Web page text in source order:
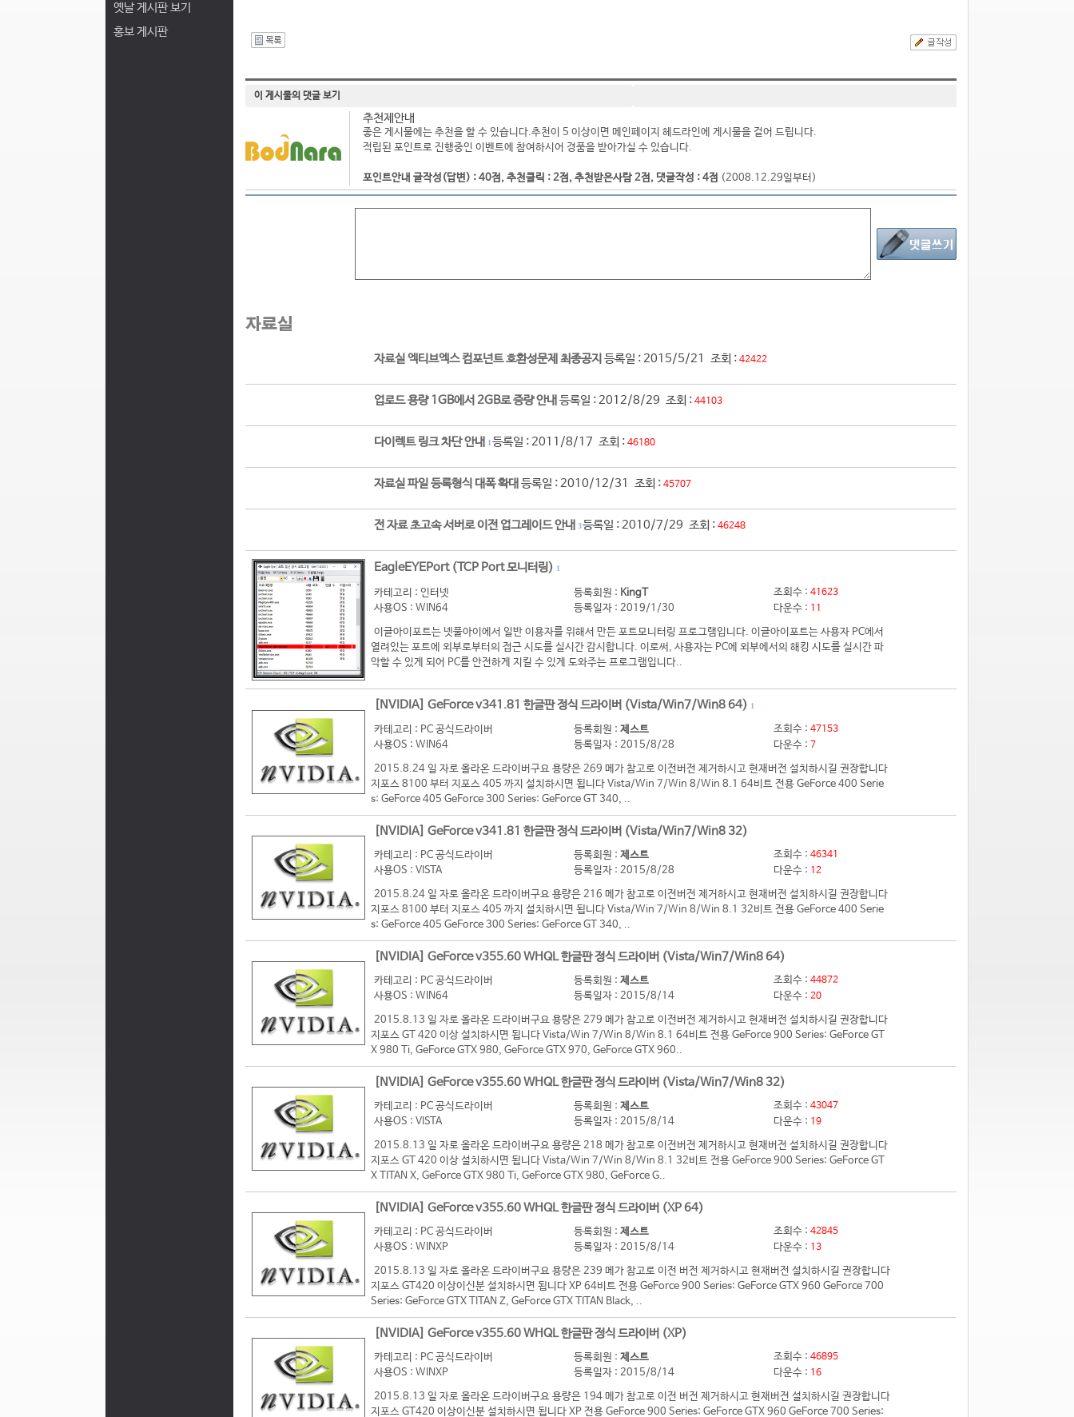
옛날 게시판 보기
홍보 게시판
이 게시물의 댓글 보기
추천제안내
좋은 게시물에는 추천을 할 수 있습니다.추천이 5 이상이면 메인페이지 헤드라인에 게시물을 걸어 드립니다.
적립된 포인트로 진행중인 이벤트에 참여하시어 경품을 받아가실 수 있습니다.
포인트안내 글작성(답변) : 40점, 추천클릭 : 2점, 추천받은사람 2점, 댓글작성 : 4점 (2008.12.29일부터)
자료실 엑티브엑스 컴포넌트 호환성문제 최종공지 등록일 : 2015/5/21 조회 : 42422
업로드 용량 1GB에서 2GB로 증량 안내 등록일 : 2012/8/29 조회 : 44103
다이렉트 링크 차단 안내 1등록일 : 2011/8/17 조회 : 46180
자료실 파일 등록형식 대폭 확대 등록일 : 2010/12/31 조회 : 45707
전 자료 초고속 서버로 이전 업그레이드 안내 3등록일 : 2010/7/29 조회 : 46248
EagleEYEPort (TCP Port 모니터링) 1
카테고리 : 인터넷
사용OS : WIN64
등록회원 : KingT
등록일자 : 2019/1/30
조회수 : 41623
다운수 : 11
이글아이포트는 넷풀아이에서 일반 이용자를 위해서 만든 포트모니터링 프로그램입니다. 이글아이포트는 사용자 PC에서
열려있는 포트에 외부로부터의 접근 시도를 실시간 감시합니다. 이로써, 사용자는 PC에 외부에서의 해킹 시도를 실시간 파
악할 수 있게 되어 PC를 안전하게 지킬 수 있게 도와주는 프로그램입니다..
[NVIDIA] GeForce v341.81 한글판 정식 드라이버 (Vista/Win7/Win8 64) 1
카테고리 : PC 공식드라이버
사용OS : WIN64
등록회원 : 제스트
등록일자 : 2015/8/28
조회수 : 47153
다운수 : 7
2015.8.24 일 자로 올라온 드라이버구요 용량은 269 메가 참고로 이전버전 제거하시고 현재버전 설치하시길 권장합니다
지포스 8100 부터 지포스 405 까지 설치하시면 됩니다 Vista/Win 7/Win 8/Win 8.1 64비트 전용 GeForce 400 Serie
s: GeForce 405 GeForce 300 Series: GeForce GT 340, ..
[NVIDIA] GeForce v341.81 한글판 정식 드라이버 (Vista/Win7/Win8 32)
카테고리 : PC 공식드라이버
사용OS : VISTA
등록회원 : 제스트
등록일자 : 2015/8/28
조회수 : 46341
다운수 : 12
2015.8.24 일 자로 올라온 드라이버구요 용량은 216 메가 참고로 이전버전 제거하시고 현재버전 설치하시길 권장합니다
지포스 8100 부터 지포스 405 까지 설치하시면 됩니다 Vista/Win 7/Win 8/Win 8.1 32비트 전용 GeForce 400 Serie
s: GeForce 405 GeForce 300 Series: GeForce GT 340, ..
[NVIDIA] GeForce v355.60 WHQL 한글판 정식 드라이버 (Vista/Win7/Win8 64)
카테고리 : PC 공식드라이버
사용OS : WIN64
등록회원 : 제스트
등록일자 : 2015/8/14
조회수 : 44872
다운수 : 20
2015.8.13 일 자로 올라온 드라이버구요 용량은 279 메가 참고로 이전버전 제거하시고 현재버전 설치하시길 권장합니다
지포스 GT 420 이상 설치하시면 됩니다 Vista/Win 7/Win 8/Win 8.1 64비트 전용 GeForce 900 Series: GeForce GT
X 980 Ti, GeForce GTX 980, GeForce GTX 970, GeForce GTX 960..
[NVIDIA] GeForce v355.60 WHQL 한글판 정식 드라이버 (Vista/Win7/Win8 32)
카테고리 : PC 공식드라이버
사용OS : VISTA
등록회원 : 제스트
등록일자 : 2015/8/14
조회수 : 43047
다운수 : 19
2015.8.13 일 자로 올라온 드라이버구요 용량은 218 메가 참고로 이전버전 제거하시고 현재버전 설치하시길 권장합니다
지포스 GT 420 이상 설치하시면 됩니다 Vista/Win 7/Win 8/Win 8.1 32비트 전용 GeForce 900 Series: GeForce GT
X TITAN X, GeForce GTX 980 Ti, GeForce GTX 980, GeForce G..
[NVIDIA] GeForce v355.60 WHQL 한글판 정식 드라이버 (XP 64)
카테고리 : PC 공식드라이버
사용OS : WINXP
등록회원 : 제스트
등록일자 : 2015/8/14
조회수 : 42845
다운수 : 13
2015.8.13 일 자로 올라온 드라이버구요 용량은 239 메가 참고로 이전 버전 제거하시고 현재버전 설치하시길 권장합니다
지포스 GT420 이상이신분 설치하시면 됩니다 XP 64비트 전용 GeForce 900 Series: GeForce GTX 960 GeForce 700
Series: GeForce GTX TITAN Z, GeForce GTX TITAN Black, ..
[NVIDIA] GeForce v355.60 WHQL 한글판 정식 드라이버 (XP)
카테고리 : PC 공식드라이버
사용OS : WINXP
등록회원 : 제스트
등록일자 : 2015/8/14
조회수 : 46895
다운수 : 16
2015.8.13 일 자로 올라온 드라이버구요 용량은 194 메가 참고로 이전 버전 제거하시고 현재버전 설치하시길 권장합니다
지포스 GT420 이상이신분 설치하시면 됩니다 XP 전용 GeForce 900 Series: GeForce GTX 960 GeForce 700 Series: